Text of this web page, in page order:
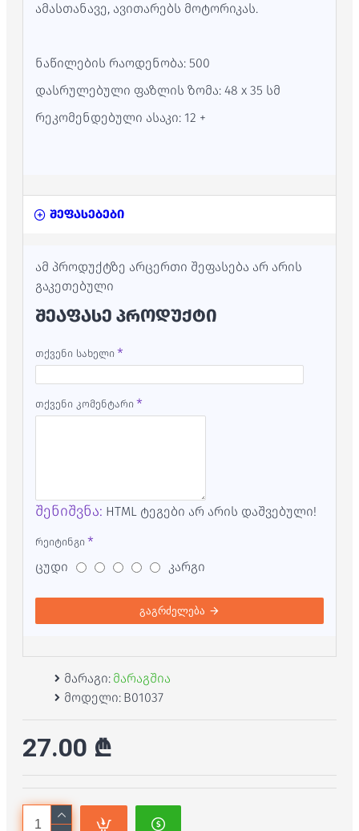
ამასთანავე, ავითარებს მოტორიკას.
ნაწილების რაოდენობა: 500
დასრულებული ფაზლის ზომა: 48 x 35 სმ
რეკომენდებული ასაკი: 12 +
შეფასებები
ამ პროდუქტზე არცერთი შეფასება არ არის
გაკეთებული
ᲨᲔᲐᲤᲐᲡᲔ ᲞᲠᲝᲓᲣᲥᲢᲘ
თქვენი სახელი
თქვენი კომენტარი
შენიშვნა: HTML ტეგები არ არის დაშვებული!
რეიტინგი
ცუდი კარგი
გაგრძელება
მარაგი: მარაგშია
მოდელი: B01037
27.00 ₾